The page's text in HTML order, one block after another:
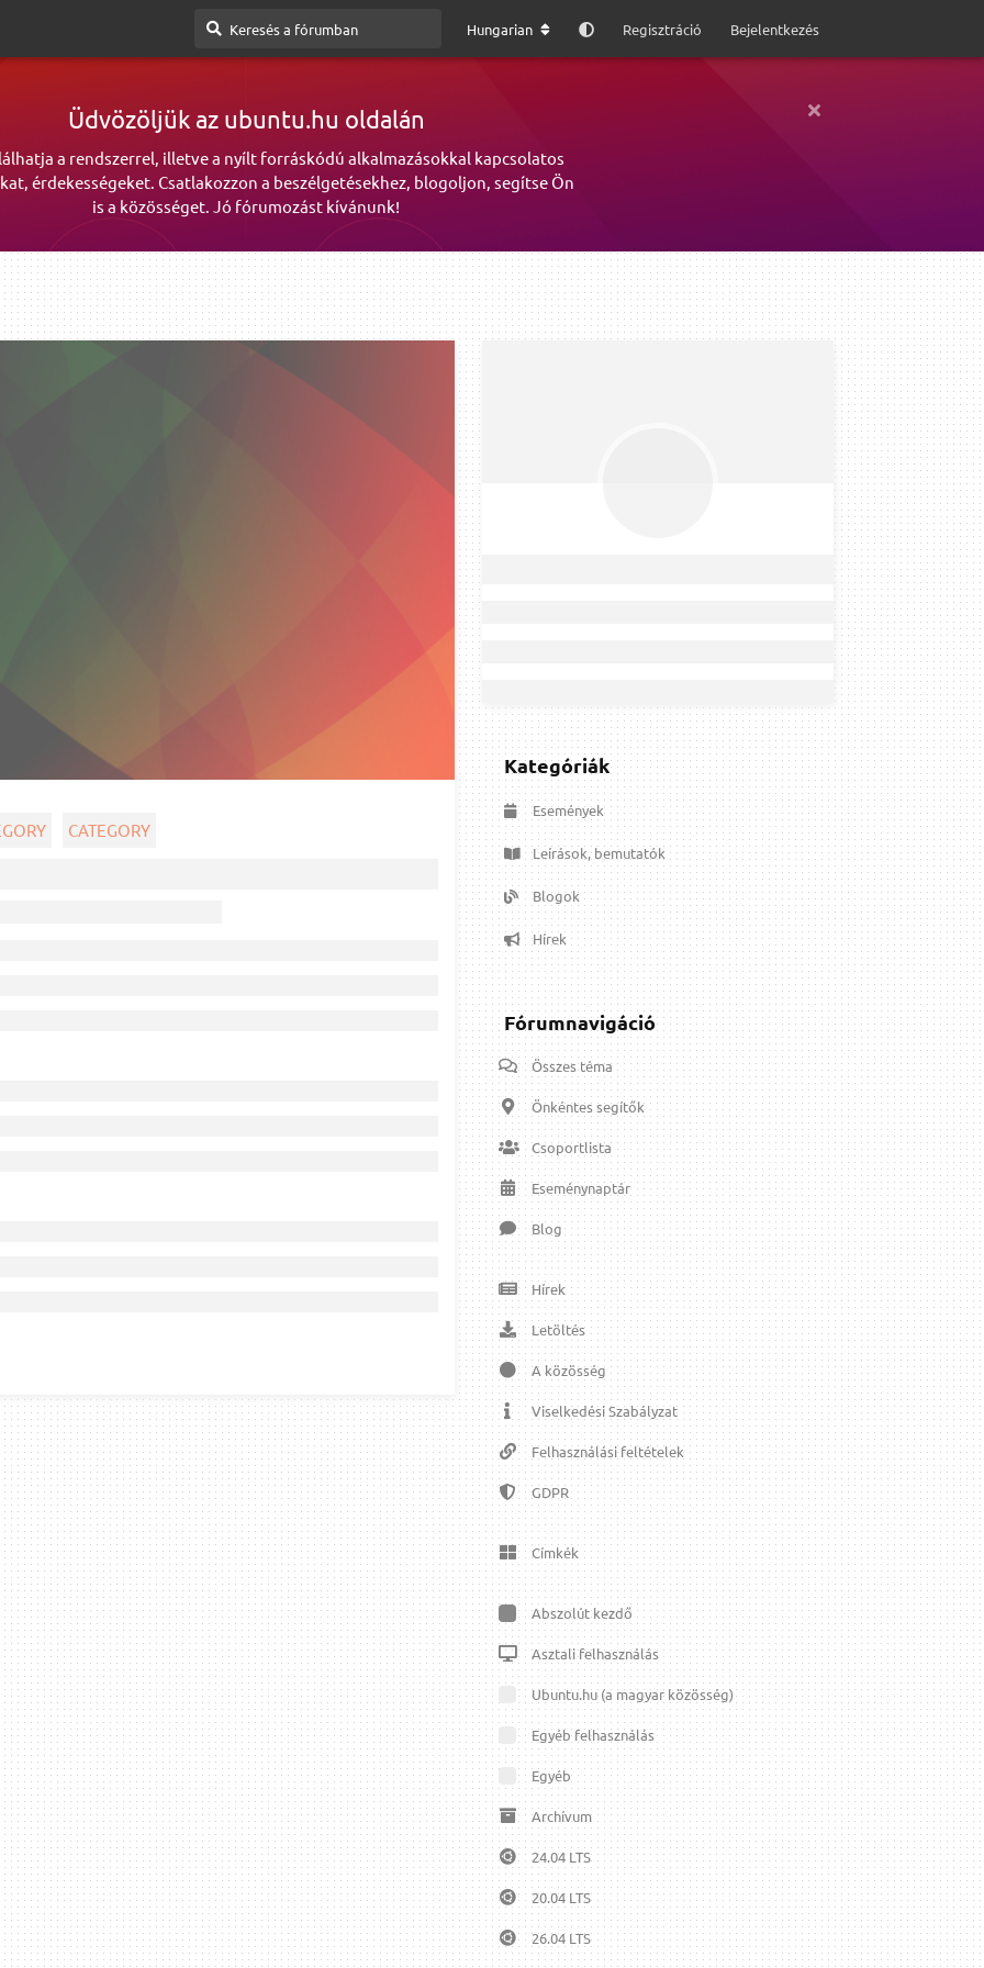
Hungarian Regisztráció Bejelentkezés
Üdvözöljük az ubuntu.hu oldalán
a rendszerrel, illetve a nyílt forráskódú alkalmazásokkal kapcsolatos
érdekességeket. Csatlakozzon a beszélgetésekhez, blogoljon, segítse Ön
is a közösséget. Jó fórumozást kívánunk!
CATEGORY
Kategóriák
Események
Leírások, bemutatók
Blogok
Hírek
Fórumnavigáció
Összes téma
Önkéntes segítők
Csoportlista
Eseménynaptár
Blog
Hírek
Letöltés
A közösség
Viselkedési Szabályzat
Felhasználási feltételek
GDPR
Címkék
Abszolút kezdő
Asztali felhasználás
Ubuntu.hu (a magyar közösség)
Egyéb felhasználás
Egyéb
Archívum
24.04 LTS
20.04 LTS
26.04 LTS